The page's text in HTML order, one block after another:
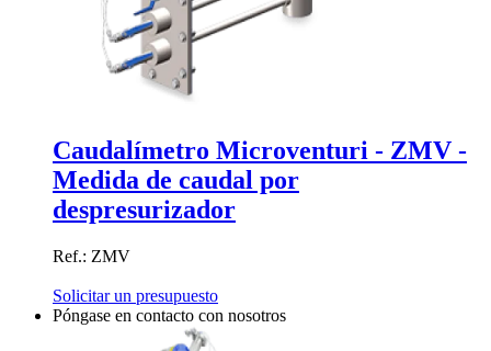
Caudalímetro Microventuri - ZMV -
Medida de caudal por
despresurizador
Ref.: ZMV
Solicitar un presupuesto
Póngase en contacto con nosotros